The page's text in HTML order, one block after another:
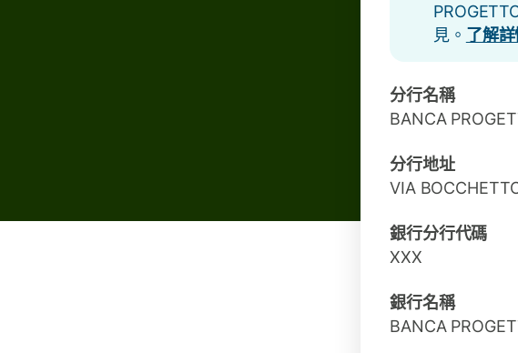
見。 了解
分行名稱
BANCA
分行地址
VIA
銀行分行代碼
XXX
銀行名稱
BANCA